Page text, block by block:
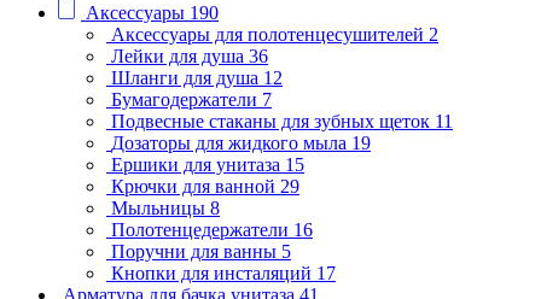
Аксессуары 190
Аксессуары для полотенцесушителей 2
Лейки для душа 36
Шланги для душа 12
Бумагодержатели 7
Подвесные стаканы для зубных щеток 11
Дозаторы для жидкого мыла 19
Ершики для унитаза 15
Крючки для ванной 29
Мыльницы 8
Полотенцедержатели 16
Поручни для ванны 5
Кнопки для инсталяций 17
Арматура для бачка унитаза 41